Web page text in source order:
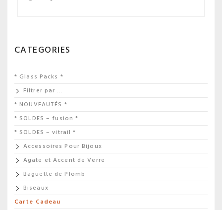
CATEGORIES
* Glass Packs *
Filtrer par …
* NOUVEAUTÉS *
* SOLDES – fusion *
* SOLDES – vitrail *
Accessoires Pour Bijoux
Agate et Accent de Verre
Baguette de Plomb
Biseaux
Carte Cadeau